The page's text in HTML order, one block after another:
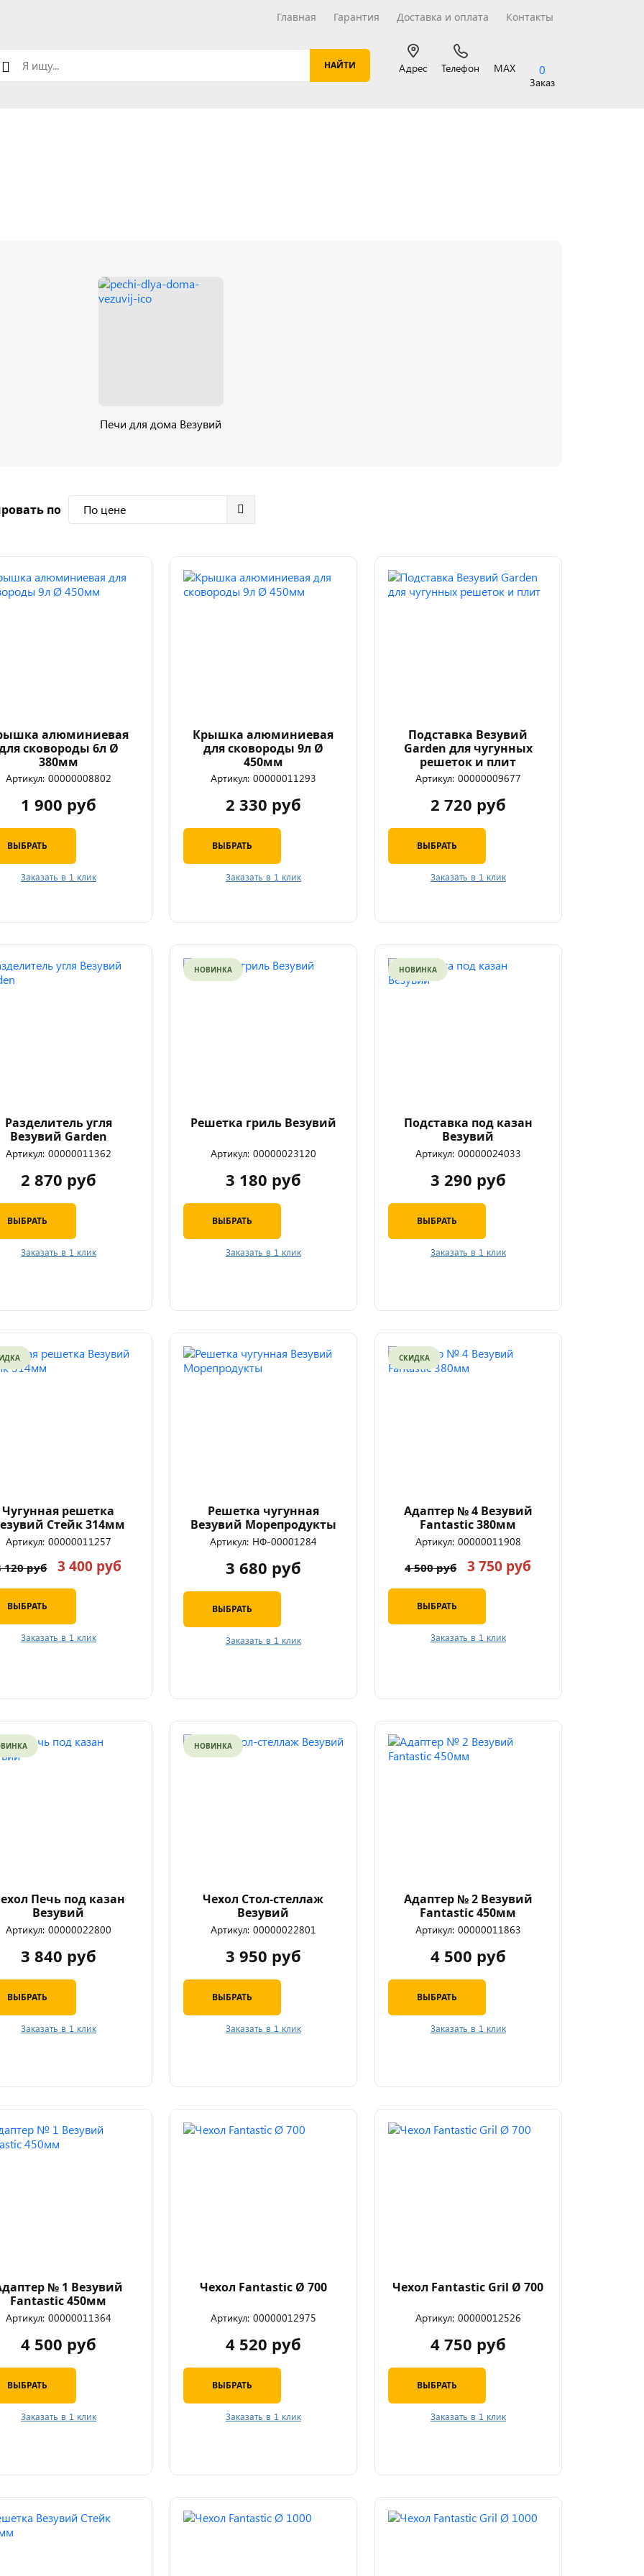
Главная Гарантия Доставка и оплата Контакты
Адрес Телефон MAX 0
Заказ
Печи для дома Везувий
по По цене
алюминиевая
сковороды 6л Ø
380мм
Артикул: 00000008802
1 900 руб
ВЫБРАТЬ
Заказать в 1 клик
Крышка алюминиевая
для сковороды 9л Ø
450мм
Артикул: 00000011293
2 330 руб
ВЫБРАТЬ
Заказать в 1 клик
Подставка Везувий
Garden для чугунных
решеток и плит
Артикул: 00000009677
2 720 руб
ВЫБРАТЬ
Заказать в 1 клик
Разделитель угля
Везувий Garden
Артикул: 00000011362
2 870 руб
ВЫБРАТЬ
Заказать в 1 клик
НОВИНКА
Решетка гриль Везувий
Артикул: 00000023120
3 180 руб
ВЫБРАТЬ
Заказать в 1 клик
НОВИНКА
Подставка под казан
Везувий
Артикул: 00000024033
3 290 руб
ВЫБРАТЬ
Заказать в 1 клик
Чугунная решетка
Cтейк 314мм
Артикул: 00000011257
120 руб 3 400 руб
ВЫБРАТЬ
Заказать в 1 клик
Решетка чугунная
Везувий Морепродукты
Артикул: НФ-00001284
3 680 руб
ВЫБРАТЬ
Заказать в 1 клик
СКИДКА
Адаптер № 4 Везувий
Fantastic 380мм
Артикул: 00000011908
4 500 руб 3 750 руб
ВЫБРАТЬ
Заказать в 1 клик
Печь под казан
Везувий
Артикул: 00000022800
3 840 руб
ВЫБРАТЬ
Заказать в 1 клик
НОВИНКА
Чехол Стол-стеллаж
Везувий
Артикул: 00000022801
3 950 руб
ВЫБРАТЬ
Заказать в 1 клик
Адаптер № 2 Везувий
Fantastic 450мм
Артикул: 00000011863
4 500 руб
ВЫБРАТЬ
Заказать в 1 клик
№ 1 Везувий
Fantastic 450мм
Артикул: 00000011364
4 500 руб
ВЫБРАТЬ
Заказать в 1 клик
Чехол Fantastic Ø 700
Артикул: 00000012975
4 520 руб
ВЫБРАТЬ
Заказать в 1 клик
Чехол Fantastic Gril Ø 700
Артикул: 00000012526
4 750 руб
ВЫБРАТЬ
Заказать в 1 клик